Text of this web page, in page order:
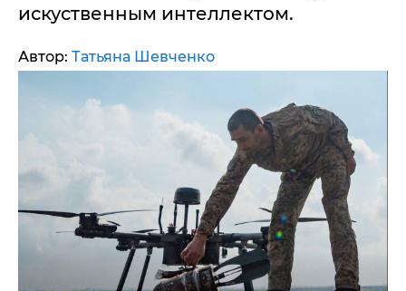
искуственным интеллектом.
Автор: Татьяна Шевченко